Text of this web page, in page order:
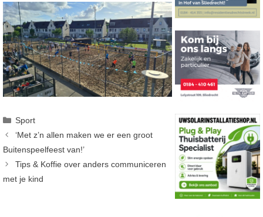
Categorieën
Sport
‘Met z’n allen maken we er een groot
Buitenspeelfeest van!’
Tips & Koffie over anders communiceren
met je kind